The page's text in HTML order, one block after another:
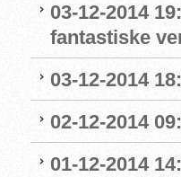
03-12-2014
fantastiske
03-12-2014
02-12-2014
01-12-2014